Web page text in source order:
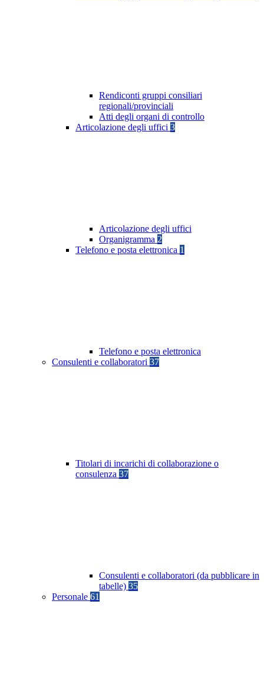
Rendiconti gruppi consiliari
regionali/provinciali
Atti degli organi di controllo
Articolazione degli uffici 3
Articolazione degli uffici
Organigramma 2
Telefono e posta elettronica 1
Telefono e posta elettronica
Consulenti e collaboratori 37
Titolari di incarichi di collaborazione o
consulenza 37
Consulenti e collaboratori (da pubblicare in
tabelle) 35
Personale 61